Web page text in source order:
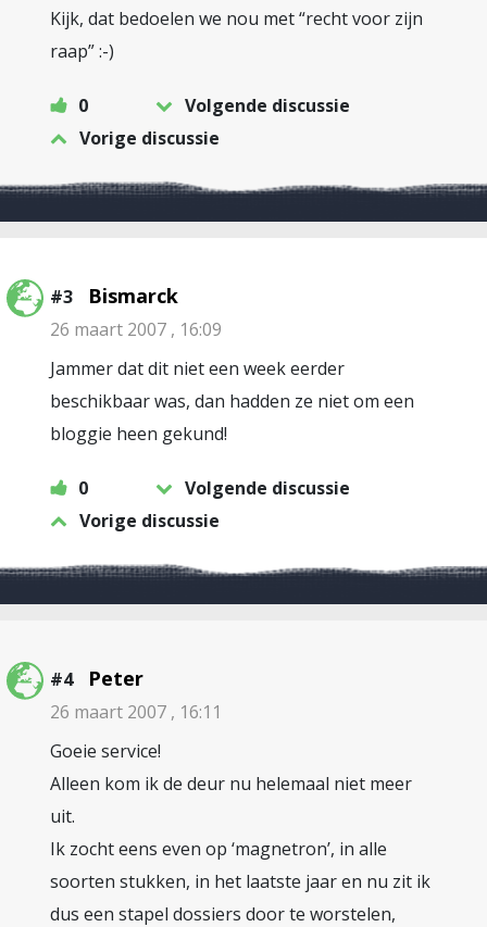
Kijk, dat bedoelen we nou met “recht voor zijn
raap” :-)
0
Volgende discussie
Vorige discussie
#3 Bismarck
26 maart 2007 , 16:09
Jammer dat dit niet een week eerder
beschikbaar was, dan hadden ze niet om een
bloggie heen gekund!
0
Volgende discussie
Vorige discussie
#4 Peter
26 maart 2007 , 16:11
Goeie service!
Alleen kom ik de deur nu helemaal niet meer
uit.
Ik zocht eens even op ‘magnetron’, in alle
soorten stukken, in het laatste jaar en nu zit ik
dus een stapel dossiers door te worstelen,